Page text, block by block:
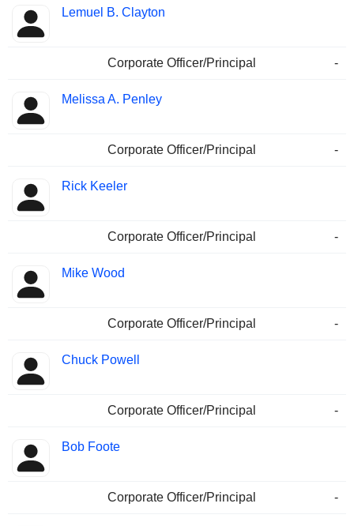
Lemuel B. Clayton
Corporate Officer/Principal -
Melissa A. Penley
Corporate Officer/Principal -
Rick Keeler
Corporate Officer/Principal -
Mike Wood
Corporate Officer/Principal -
Chuck Powell
Corporate Officer/Principal -
Bob Foote
Corporate Officer/Principal -